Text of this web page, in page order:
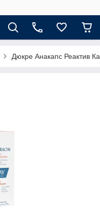
Дюкре Анакапс Реактив